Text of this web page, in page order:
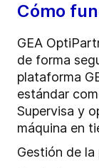
Cómo
GEA
de forma
plataforma
estándar
Supervisa y
máquina en
Gestión de